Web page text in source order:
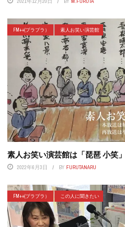
FM++(プラプラ） 素人お笑い演芸館
素人お笑い演芸館は「琵琶 小笑
2022年6月3日 BY FURUTANARU
FM++(プラプラ） この人に聞きたい